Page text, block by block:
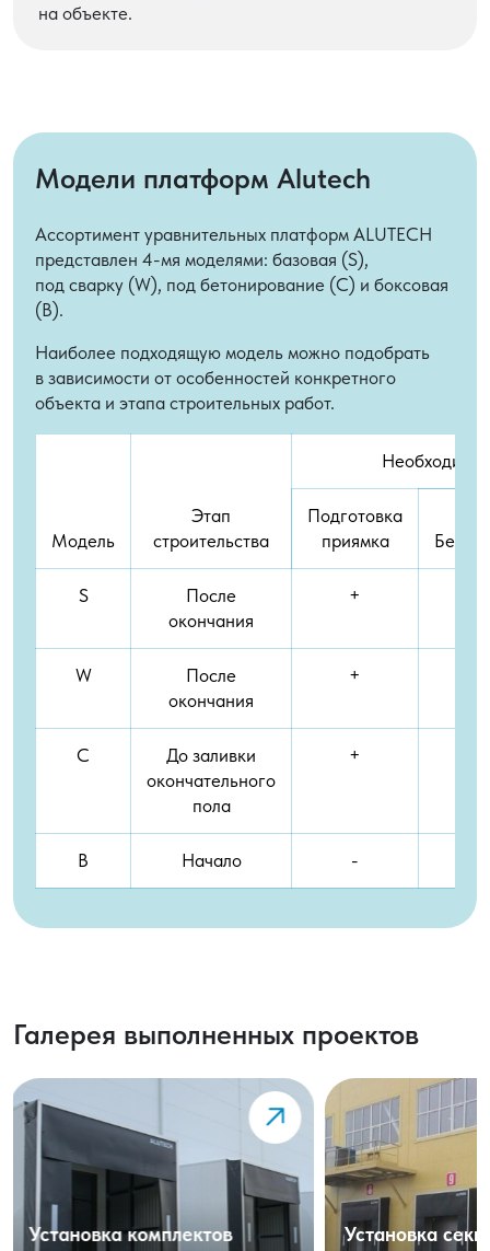
на объекте.
Модели платформ Alutech
Ассортимент уравнительных платформ ALUTECH
представлен 4-мя моделями: базовая (S),
под сварку (W), под бетонирование (C) и боксовая
(B).
Наиболее подходящую модель можно подобрать
в зависимости от особенностей конкретного
объекта и этапа строительных работ.
Модель
Этап
строительства
Подготовка
приямка
S
После
окончания
+
W
После
окончания
+
C
До заливки
окончательного
пола
+
B Начало -
Галерея выполненных проектов
Установка комплектов
Установка